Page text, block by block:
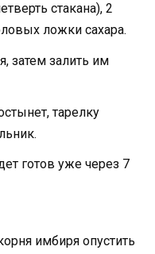
стакана), 2
ложки сахара.
затем залить им
тарелку
готов уже через 7
имбиря опустить